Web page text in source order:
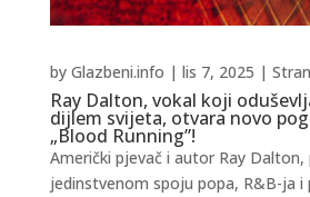
Ray Dalton, vokal koji
dijlem svijeta, otvara novo
„Blood Running”!
by Glazbeni.info | lis 7, 2025 |
Američki pjevač i autor Ray
jedinstvenom spoju popa, R&B-ja i